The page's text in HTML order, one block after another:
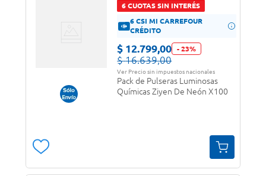
6 CUOTAS SIN INTERÉS
6 CSI MI CARREFOUR
CRÉDITO
$ 12.799,00 -23%
$ 16.639,00
Ver Precio sin impuestos nacionales
Pack de Pulseras Luminosas
Químicas Ziyen De Neón X100